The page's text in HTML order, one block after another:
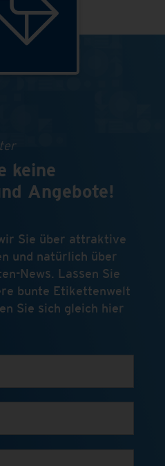
keine
Angebote!
Sie über attraktive
und natürlich über
News. Lassen Sie
bunte Etikettenwelt
Sie sich gleich hier